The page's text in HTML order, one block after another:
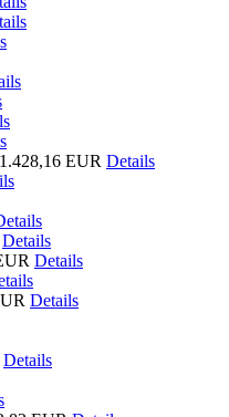
EUR Details
Details
Details
Details
Details